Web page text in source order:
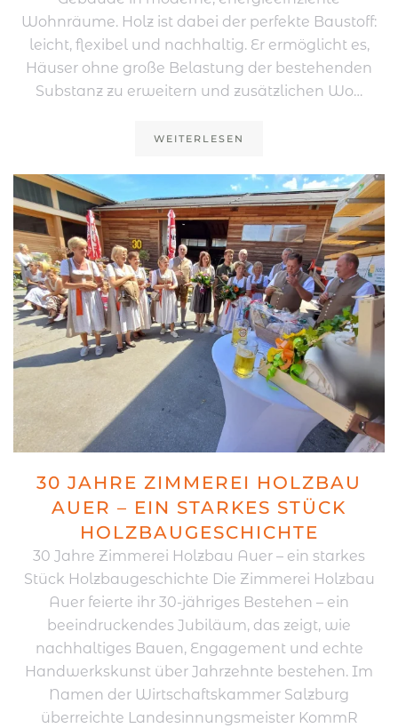
Wohnräume. Holz ist dabei der perfekte Baustoff:
leicht, flexibel und nachhaltig. Er ermöglicht es,
Häuser ohne große Belastung der bestehenden
Substanz zu erweitern und zusätzlichen Wo…
WEITERLESEN
30 JAHRE ZIMMEREI HOLZBAU
AUER – EIN STARKES STÜCK
HOLZBAUGESCHICHTE
30 Jahre Zimmerei Holzbau Auer – ein starkes
Stück Holzbaugeschichte Die Zimmerei Holzbau
Auer feierte ihr 30-jähriges Bestehen – ein
beeindruckendes Jubiläum, das zeigt, wie
nachhaltiges Bauen, Engagement und echte
Handwerkskunst über Jahrzehnte bestehen. Im
Namen der Wirtschaftskammer Salzburg
überreichte Landesinnungsmeister KommR